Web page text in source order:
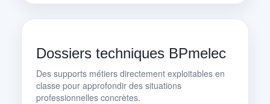
Dossiers techniques BPmelec
Des supports métiers directement exploitables en
classe pour approfondir des situations
professionnelles concrètes.